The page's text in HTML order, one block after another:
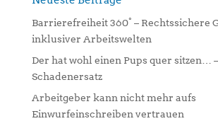
v
e
:
Barrierefreiheit 360° – Rechtssichere
inklusiver Arbeitswelten
Der hat wohl einen Pups quer sitzen… –
Schadenersatz
Arbeitgeber kann nicht mehr aufs
Einwurfeinschreiben vertrauen